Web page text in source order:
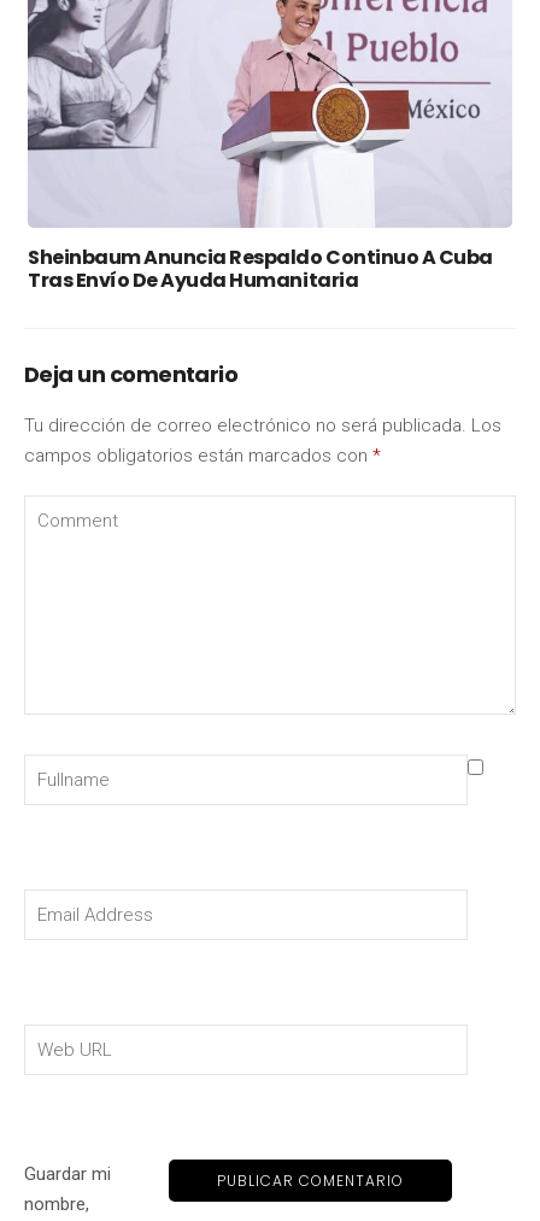
Sheinbaum Anuncia Respaldo Continuo A Cuba
Tras Envío De Ayuda Humanitaria
Deja un comentario
Tu dirección de correo electrónico no será publicada. Los
campos obligatorios están marcados con *
Guardar mi
nombre,